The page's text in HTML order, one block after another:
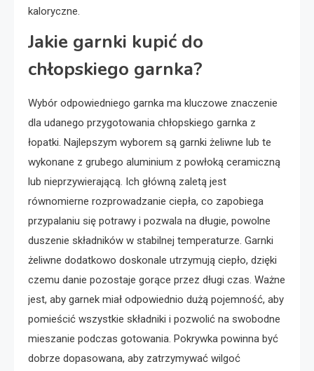
kaloryczne.
Jakie garnki kupić do
chłopskiego garnka?
Wybór odpowiedniego garnka ma kluczowe znaczenie
dla udanego przygotowania chłopskiego garnka z
łopatki. Najlepszym wyborem są garnki żeliwne lub te
wykonane z grubego aluminium z powłoką ceramiczną
lub nieprzywierającą. Ich główną zaletą jest
równomierne rozprowadzanie ciepła, co zapobiega
przypalaniu się potrawy i pozwala na długie, powolne
duszenie składników w stabilnej temperaturze. Garnki
żeliwne dodatkowo doskonale utrzymują ciepło, dzięki
czemu danie pozostaje gorące przez długi czas. Ważne
jest, aby garnek miał odpowiednio dużą pojemność, aby
pomieścić wszystkie składniki i pozwolić na swobodne
mieszanie podczas gotowania. Pokrywka powinna być
dobrze dopasowana, aby zatrzymywać wilgoć